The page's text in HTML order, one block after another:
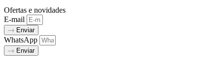
Ofertas e novidades
E-mail
Enviar
WhatsApp
Enviar